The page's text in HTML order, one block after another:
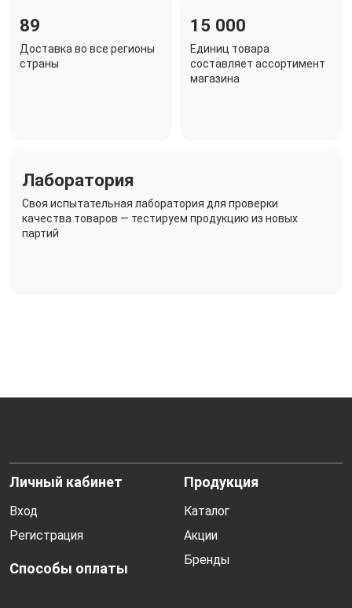
89
Доставка во все регионы
страны
15 000
Единиц товара
составляет ассортимент
магазина
Лаборатория
Своя испытательная лаборатория для проверки
качества товаров — тестируем продукцию из новых
партий
Личный кабинет
Вход
Регистрация
Способы оплаты
Продукция
Каталог
Акции
Бренды